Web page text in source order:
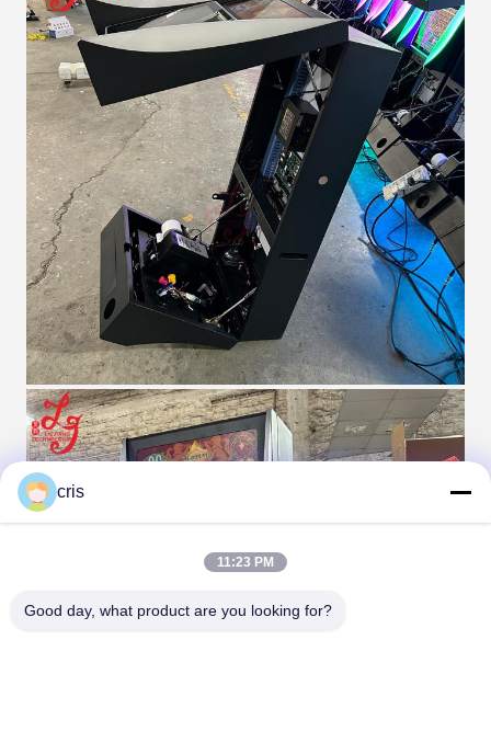
cris
11:23 PM
Good day, what product are you looking for?